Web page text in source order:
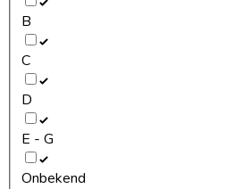
B
C
D
E - G
Onbekend